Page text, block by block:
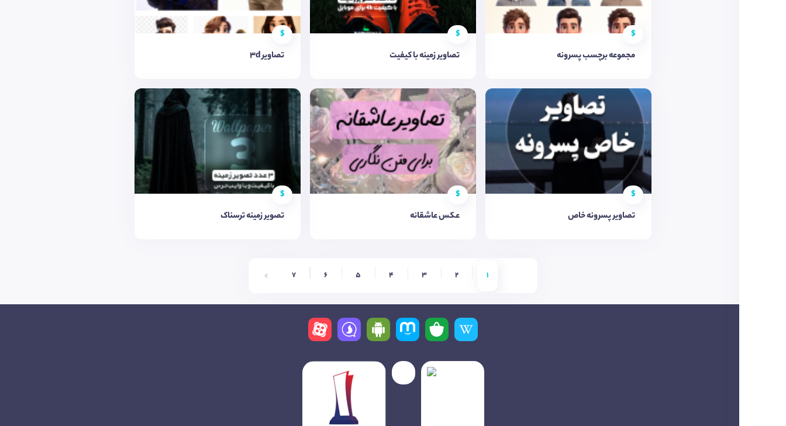
$
مجموعه برچسب پسرونه
$
تصاویر زمینه با کیفیت
$
تصاویر 3d
$
تصاویر پسرونه خاص
$
عکس عاشقانه
$
تصویر زمینه ترسناک
1
2
3
4
5
6
7